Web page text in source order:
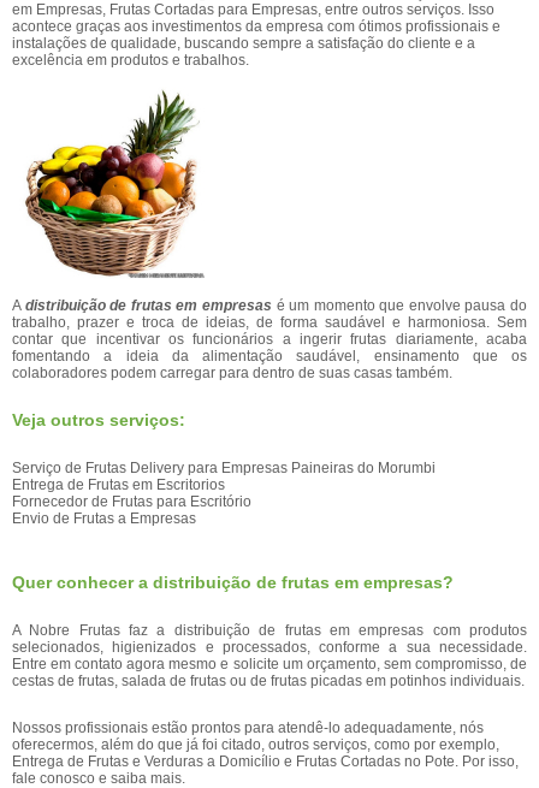
em Empresas, Frutas Cortadas para Empresas, entre outros serviços. Isso
acontece graças aos investimentos da empresa com ótimos profissionais e
instalações de qualidade, buscando sempre a satisfação do cliente e a
excelência em produtos e trabalhos.
A distribuição de frutas em empresas é um momento que envolve pausa do
trabalho, prazer e troca de ideias, de forma saudável e harmoniosa. Sem
contar que incentivar os funcionários a ingerir frutas diariamente, acaba
fomentando a ideia da alimentação saudável, ensinamento que os
colaboradores podem carregar para dentro de suas casas também.
Veja outros serviços:
Serviço de Frutas Delivery para Empresas Paineiras do Morumbi
Entrega de Frutas em Escritorios
Fornecedor de Frutas para Escritório
Envio de Frutas a Empresas
Quer conhecer a distribuição de frutas em empresas?
A Nobre Frutas faz a distribuição de frutas em empresas com produtos
selecionados, higienizados e processados, conforme a sua necessidade.
Entre em contato agora mesmo e solicite um orçamento, sem compromisso, de
cestas de frutas, salada de frutas ou de frutas picadas em potinhos individuais.
Nossos profissionais estão prontos para atendê-lo adequadamente, nós
oferecermos, além do que já foi citado, outros serviços, como por exemplo,
Entrega de Frutas e Verduras a Domicílio e Frutas Cortadas no Pote. Por isso,
fale conosco e saiba mais.